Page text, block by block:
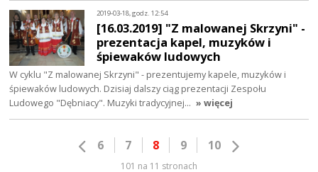
2019-03-18, godz. 12:54
[16.03.2019] "Z malowanej Skrzyni" -
prezentacja kapel, muzyków i
śpiewaków ludowych
W cyklu "Z malowanej Skrzyni" - prezentujemy kapele, muzyków i
śpiewaków ludowych. Dzisiaj dalszy ciąg prezentacji Zespołu
Ludowego "Dębniacy". Muzyki tradycyjnej… » więcej
6 7 8 9 10
101 na 11 stronach